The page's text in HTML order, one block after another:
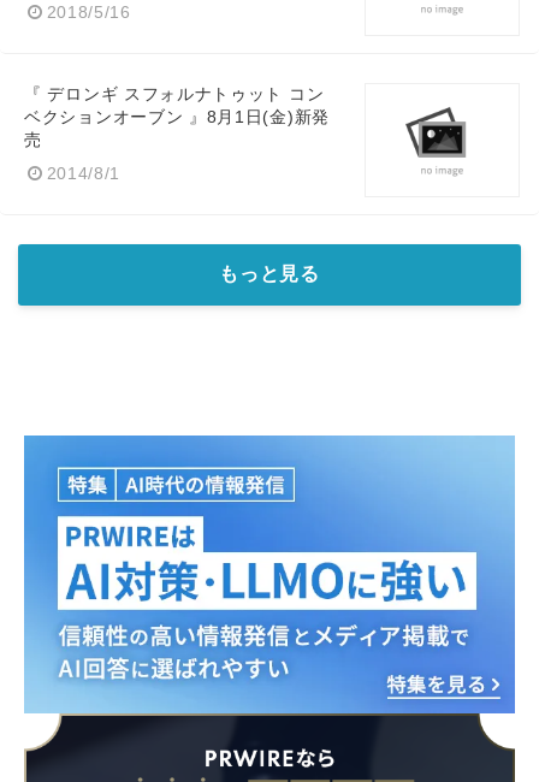
2018/5/16
『 デロンギ スフォルナトゥット コン
ベクションオーブン 』8月1日(金)新発
売
2014/8/1
もっと見る